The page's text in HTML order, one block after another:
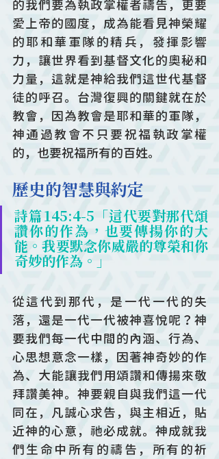
的我們要為執政掌權者禱告，更要
愛上帝的國度，成為能看見神榮耀
的耶和華軍隊的精兵，發揮影響
力，讓世界看到基督文化的奧秘和
力量，這就是神給我們這世代基督
徒的呼召。台灣復興的關鍵就在於
教會，因為教會是耶和華的軍隊，
神通過教會不只要祝福執政掌權
的，也要祝福所有的百姓。
歷史的智慧與約定
詩篇145:4-5「這代要對那代頌
讚你的作為，也要傳揚你的大
能。我要默念你威嚴的尊榮和你
奇妙的作為。」
從這代到那代，是一代一代的失
落，還是一代一代被神喜悅呢？神
要我們每一代中間的內涵、行為、
心思想意念一樣，因著神奇妙的作
為、大能讓我們用頌讚和傳揚來敬
拜讚美神。神要親自與我們這一代
同在，凡誠心求告，與主相近，貼
近神的心意，祂必成就。神成就我
們生命中所有的禱告，所有的祈